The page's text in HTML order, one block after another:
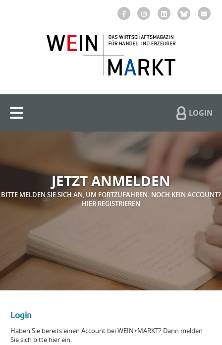
LOGIN
JETZT ANMELDEN
BITTE MELDEN SIE SICH AN, UM FORTZUFAHREN. NOCH KEIN ACCOUNT?
HIER REGISTRIEREN
Login
Haben Sie bereits einen Account bei WEIN+MARKT? Dann melden
Sie sich bitte hier ein.